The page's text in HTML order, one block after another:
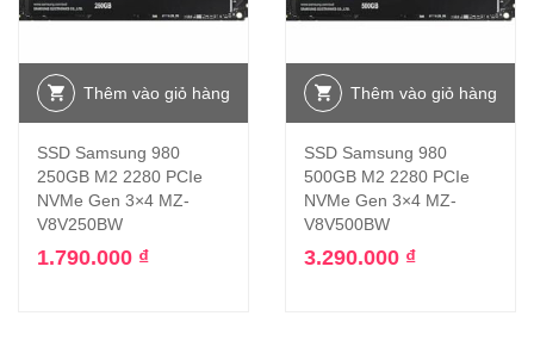
Thêm vào giỏ hàng
SSD Samsung 980
250GB M2 2280 PCIe
NVMe Gen 3×4 MZ-
V8V250BW
1.790.000 ₫
Thêm vào giỏ hàng
SSD Samsung 980
500GB M2 2280 PCIe
NVMe Gen 3×4 MZ-
V8V500BW
3.290.000 ₫